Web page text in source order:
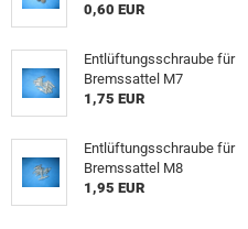
0,60 EUR
Entlüftungsschraube für
Bremssattel M7
1,75 EUR
Entlüftungsschraube für
Bremssattel M8
1,95 EUR